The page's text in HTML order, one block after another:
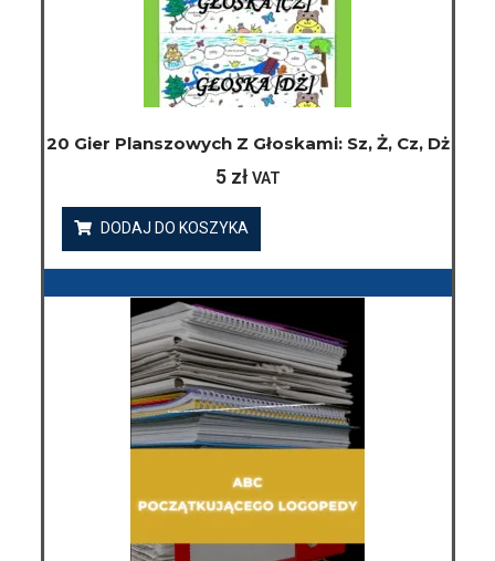
20 Gier Planszowych Z Głoskami: Sz, Ż, Cz, Dż
5 zł VAT
DODAJ DO KOSZYKA